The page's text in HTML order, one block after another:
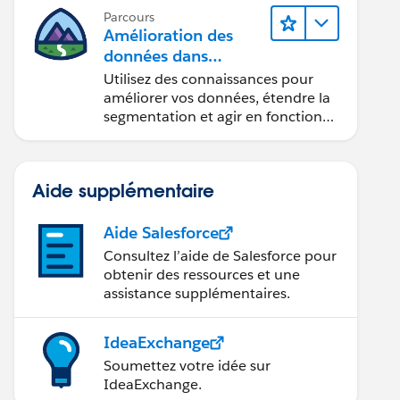
Parcours
Amélioration des
données dans
Data 360
Utilisez des connaissances pour
améliorer vos données, étendre la
segmentation et agir en fonction
Aide supplémentaire
Aide Salesforce
Consultez l’aide de Salesforce pour
obtenir des ressources et une
assistance supplémentaires.
IdeaExchange
Soumettez votre idée sur
IdeaExchange.